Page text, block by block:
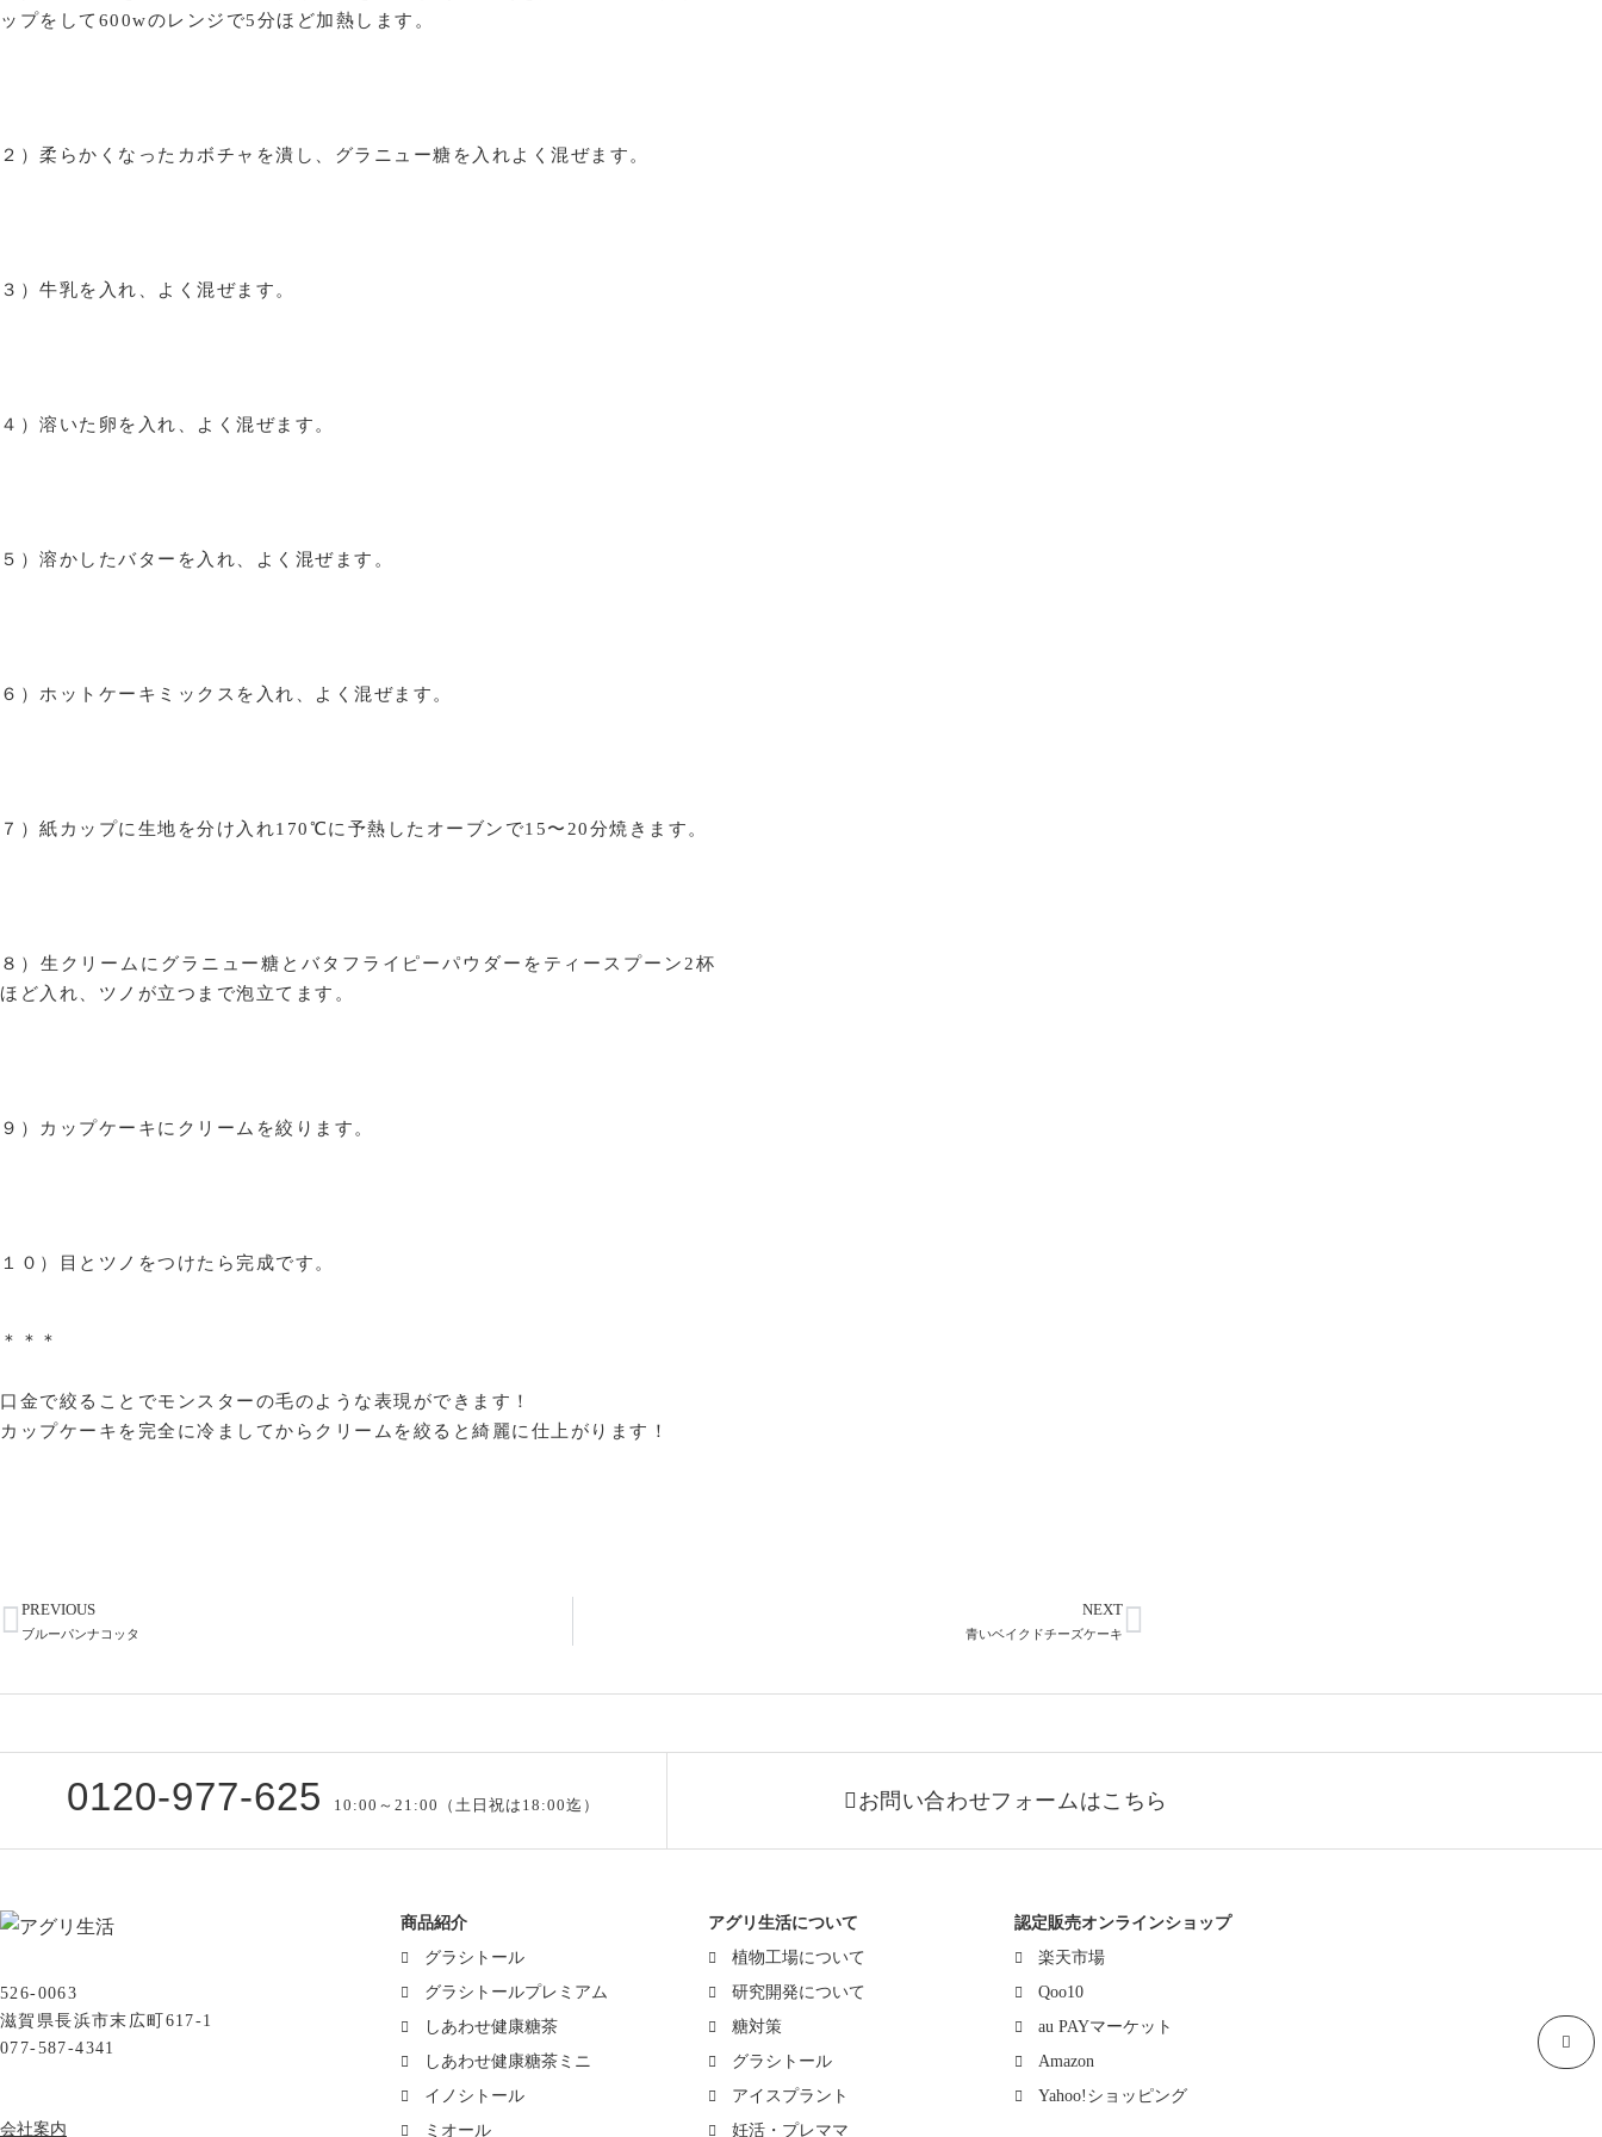
ップをして600wのレンジで5分ほど加熱します。
２）柔らかくなったカボチャを潰し、グラニュー糖を入れよく混ぜます。
３）牛乳を入れ、よく混ぜます。
４）溶いた卵を入れ、よく混ぜます。
５）溶かしたバターを入れ、よく混ぜます。
６）ホットケーキミックスを入れ、よく混ぜます。
７）紙カップに生地を分け入れ170℃に予熱したオーブンで15〜20分焼きます。
８）生クリームにグラニュー糖とバタフライピーパウダーをティースプーン2杯
ほど入れ、ツノが立つまで泡立てます。
９）カップケーキにクリームを絞ります。
１０）目とツノをつけたら完成です。
＊＊＊
口金で絞ることでモンスターの毛のような表現ができます！
カップケーキを完全に冷ましてからクリームを絞ると綺麗に仕上がります！
PREVIOUS
ブルーパンナコッタ
NEXT
青いベイクドチーズケーキ
0120-977-625 10:00～21:00（土日祝は18:00迄） お問い合わせフォームはこちら
526-0063
滋賀県長浜市末広町617-1
077-587-4341
会社案内
商品紹介
グラシトール
グラシトールプレミアム
しあわせ健康糖茶
しあわせ健康糖茶ミニ
イノシトール
ミオール
アグリ生活について
植物工場について
研究開発について
糖対策
グラシトール
アイスプラント
妊活・プレママ
認定販売オンラインショップ
楽天市場
Qoo10
au PAYマーケット
Amazon
Yahoo!ショッピング